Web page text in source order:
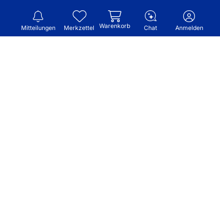
Mitteilungen Merkzettel Warenkorb Chat Anmelden